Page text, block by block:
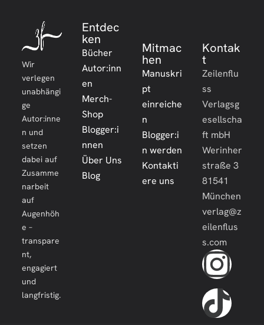
Wir
verlegen
unabhängi
ge
Autor:inne
n und
setzen
dabei auf
Zusamme
narbeit
auf
Augenhöh
e –
transpare
nt,
engagiert
und
langfristig.
Entdec
ken
Bücher
Autor:inn
en
Merch-
Shop
Blogger:i
nnen
Über Uns
Blog
Mitmac
hen
Manuskri
pt
einreiche
n
Blogger:i
n werden
Kontakti
ere uns
Kontak
t
Zeilenflu
ss
Verlagsg
esellscha
ft mbH
Werinher
straße 3
81541
München
verlag@z
eilenflus
s.com